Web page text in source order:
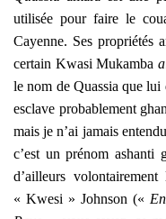
uti­li­sée pour faire le
Cayenne. Ses pro­prié­tés
cer­tain Kwa­si Mukam­ba
le nom de Quas­sia que
esclave pro­ba­ble­ment
mais je n’ai jamais
c’est un pré­nom ashan­ti
d’ailleurs
« Kwe­si » John­son («